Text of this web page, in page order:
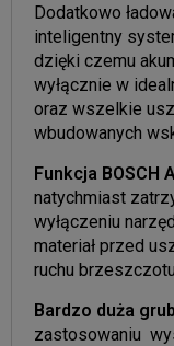
Dodatkowo
inteligentny
dzięki czemu
wyłącznie w
oraz wszelkie
wbudowanych
Funkcja BOSCH
natychmiast
wyłączeniu
materiał przed
ruchu brzeszczotu.
Bardzo duża
zastosowaniu